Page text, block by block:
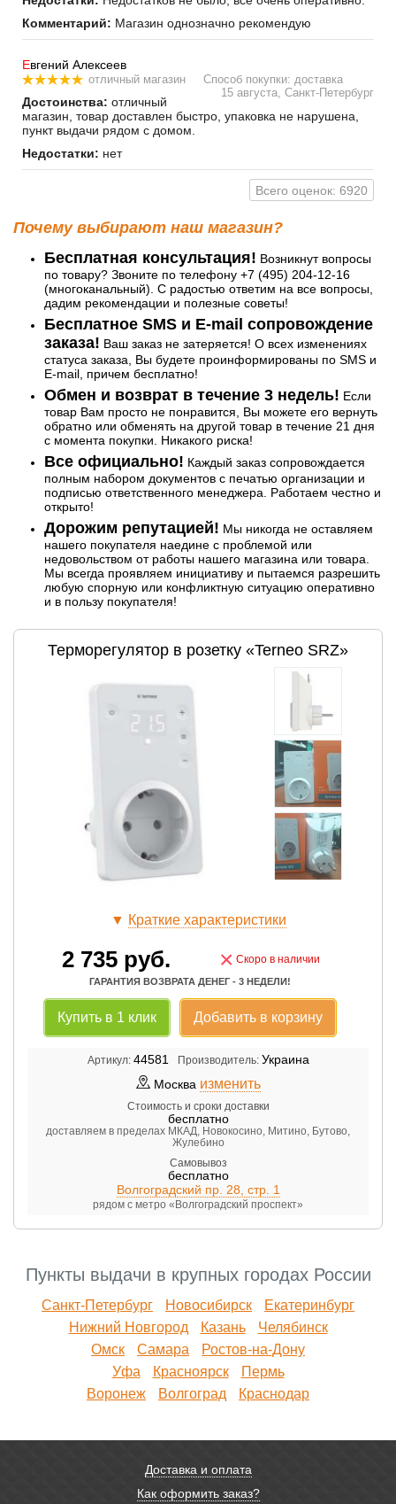
Комментарий: Магазин однозначно рекомендую
Евгений Алексеев
отличный магазин
Способ покупки: доставка
15 августа, Санкт-Петербург
Достоинства: отличный
магазин, товар доставлен быстро, упаковка не нарушена,
пункт выдачи рядом с домом.
Недостатки: нет
Всего оценок: 6920
Почему выбирают наш магазин?
Бесплатная консультация! Возникнут вопросы
по товару? Звоните по телефону +7 (495) 204-12-16
(многоканальный). С радостью ответим на все вопросы,
дадим рекомендации и полезные советы!
Бесплатное SMS и E-mail сопровождение
заказа! Ваш заказ не затеряется! О всех изменениях
статуса заказа, Вы будете проинформированы по SMS и
E-mail, причем бесплатно!
Обмен и возврат в течение 3 недель! Если
товар Вам просто не понравится, Вы можете его вернуть
обратно или обменять на другой товар в течение 21 дня
с момента покупки. Никакого риска!
Все официально! Каждый заказ сопровождается
полным набором документов с печатью организации и
подписью ответственного менеджера. Работаем честно и
открыто!
Дорожим репутацией! Мы никогда не оставляем
нашего покупателя наедине с проблемой или
недовольством от работы нашего магазина или товара.
Мы всегда проявляем инициативу и пытаемся разрешить
любую спорную или конфликтную ситуацию оперативно
и в пользу покупателя!
Терморегулятор в розетку «Terneo SRZ»
▼ Краткие характеристики
2 735руб. × Скоро в наличии
ГАРАНТИЯ ВОЗВРАТА ДЕНЕГ - 3 НЕДЕЛИ!
Купить в 1 клик Добавить в корзину
Артикул: 44581 Производитель: Украина
Москва изменить
Стоимость и сроки доставки
бесплатно
доставляем в пределах МКАД, Новокосино, Митино, Бутово,
Жулебино
Самовывоз
бесплатно
Волгоградский пр. 28, стр. 1
рядом с метро «Волгоградский проспект»
Пункты выдачи в крупных городах России
Санкт-Петербург Новосибирск
Екатеринбург
Нижний Новгород
Казань
Челябинск
Омск
Самара
Ростов-на-Дону
Уфа
Красноярск
Пермь
Воронеж
Волгоград Краснодар
Доставка и оплата
Как оформить заказ?